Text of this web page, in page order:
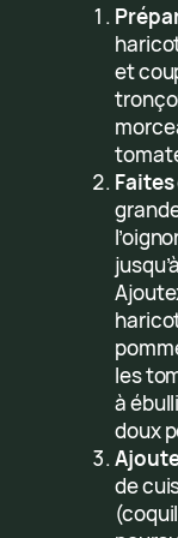
et
les
à
doux
de